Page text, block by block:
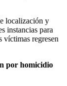
localización y
instancias para
víctimas regresen
por homicidio